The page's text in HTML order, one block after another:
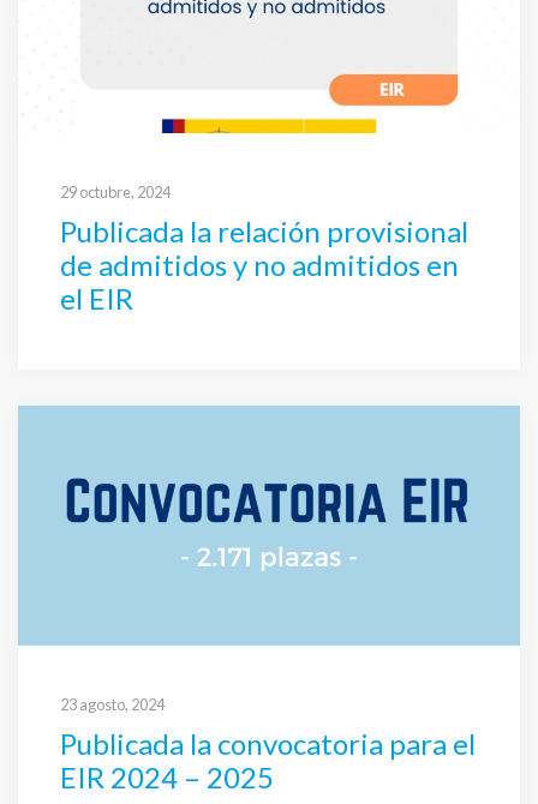
29 octubre, 2024
Publicada la relación provisional
de admitidos y no admitidos en
el EIR
23 agosto, 2024
Publicada la convocatoria para el
EIR 2024 – 2025